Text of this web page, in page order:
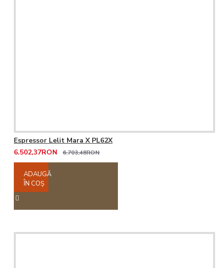
Espressor Lelit Mara X PL62X
6.502,37RON
6.703,48RON
ADAUGĂ
ÎN COŞ